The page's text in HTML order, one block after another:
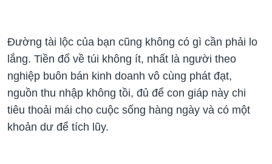
Đường tài lộc của bạn cũng không có gì cần phải lo
lắng. Tiền đổ về túi không ít, nhất là người theo
nghiệp buôn bán kinh doanh vô cùng phát đạt,
nguồn thu nhập không tồi, đủ để con giáp này chi
tiêu thoải mái cho cuộc sống hàng ngày và có một
khoản dư để tích lũy.